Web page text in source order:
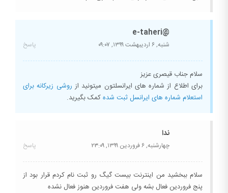
@e-taheri
شنبه, ۶ اردیبهشت ۱۳۹۹, ۰۹:۰۷ پاسخ
سلام جناب قیصری عزیز
برای اطلاع از شماره های ایرانسلتون میتونید از روشی زیرکانه برای
استعلام شماره های ایرانسل ثبت شدهکمک بگیرید.
ندا
چهارشنبه, ۶ فروردین ۱۳۹۹, ۲۳:۰۹ پاسخ
سلام ببخشید من اینترنت بیست گیگ رو ثبت نام کردم قرار بود از
پنج فروردین فعال بشه ولی هفت فروردین هنوز فعال نشده